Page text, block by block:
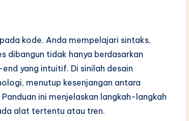
kode. Anda mempelajari sintaks,
dibangun tidak hanya berdasarkan
yang intuitif. Di sinilah desain
menutup kesenjangan antara
ini menjelaskan langkah-langkah
alat tertentu atau tren.